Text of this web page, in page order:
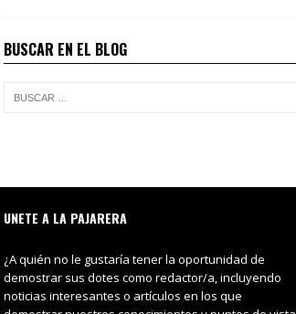
BUSCAR EN EL BLOG
UNETE A LA PAJARERA
¿A quién no le gustaría tener la oportunidad de
demostrar sus dotes como redactor/a, incluyendo
noticias interesantes o artículos en los que